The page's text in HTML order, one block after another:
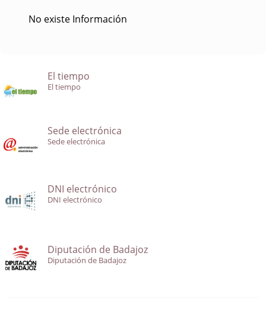
No existe Información
El tiempo
El tiempo
Sede electrónica
Sede electrónica
DNI electrónico
DNI electrónico
Diputación de Badajoz
Diputación de Badajoz